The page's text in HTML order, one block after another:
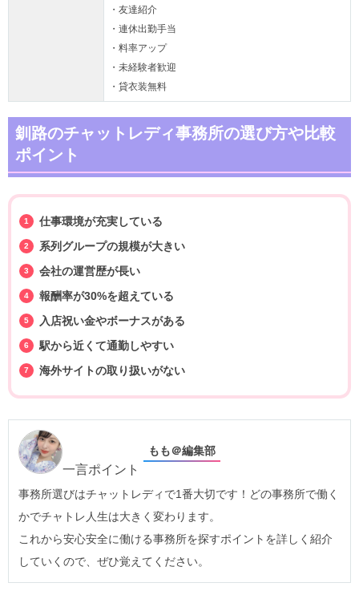
・友達紹介
・連休出勤手当
・料率アップ
・未経験者歓迎
・貸衣装無料
釧路のチャットレディ事務所の選び方や比較
ポイント
仕事環境が充実している
系列グループの規模が大きい
会社の運営歴が長い
報酬率が30%を超えている
入店祝い金やボーナスがある
駅から近くて通勤しやすい
海外サイトの取り扱いがない
一言ポイント
もも＠編集部
事務所選びはチャットレディで1番大切です！どの事務所で働く
かでチャトレ人生は大きく変わります。
これから安心安全に働ける事務所を探すポイントを詳しく紹介
していくので、ぜひ覚えてください。